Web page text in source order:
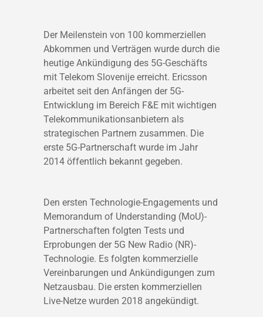
Der Meilenstein von 100 kommerziellen
Abkommen und Verträgen wurde durch die
heutige Ankündigung des 5G-Geschäfts
mit Telekom Slovenije erreicht. Ericsson
arbeitet seit den Anfängen der 5G-
Entwicklung im Bereich F&E mit wichtigen
Telekommunikationsanbietern als
strategischen Partnern zusammen. Die
erste 5G-Partnerschaft wurde im Jahr
2014 öffentlich bekannt gegeben.
Den ersten Technologie-Engagements und
Memorandum of Understanding (MoU)-
Partnerschaften folgten Tests und
Erprobungen der 5G New Radio (NR)-
Technologie. Es folgten kommerzielle
Vereinbarungen und Ankündigungen zum
Netzausbau. Die ersten kommerziellen
Live-Netze wurden 2018 angekündigt.